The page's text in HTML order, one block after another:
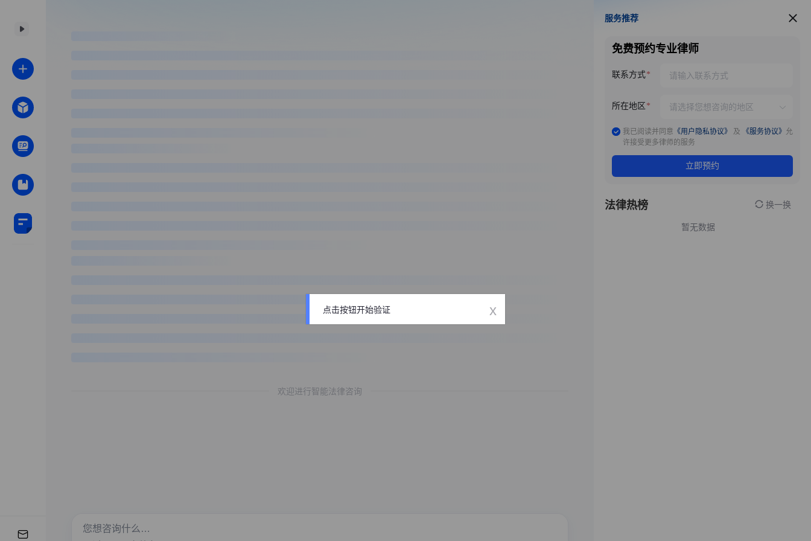
欢迎进行智能法律咨询
服务推荐
服务推荐
免费预约专业律师
联系方式
所在地区
我已阅读并同意 《用户隐私协议》 及 《服务协议》 允
许接受更多律师的服务
立即预约
法律热榜 换一换
暂无数据
点击按钮开始验证 x